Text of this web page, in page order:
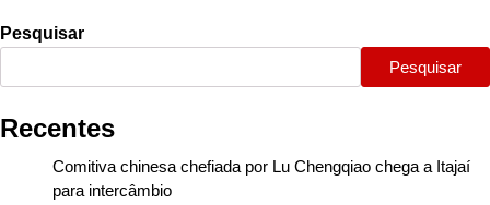
Pesquisar
Pesquisar
Recentes
Comitiva chinesa chefiada por Lu Chengqiao chega a Itajaí
para intercâmbio